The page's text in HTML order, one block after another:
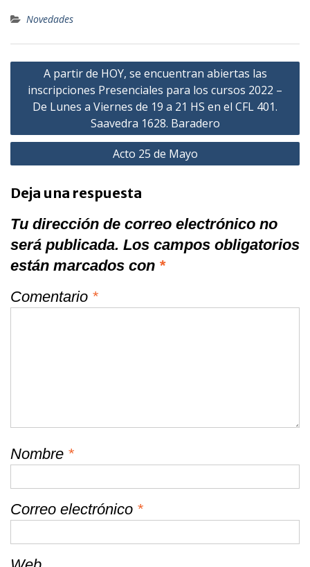
Novedades
Navegación
entradas
A partir de HOY, se encuentran abiertas las
inscripciones Presenciales para los cursos 2022 –
De Lunes a Viernes de 19 a 21 HS en el CFL 401.
Saavedra 1628. Baradero
Acto 25 de Mayo
Deja una respuesta
Tu dirección de correo electrónico no
será publicada. Los campos obligatorios
están marcados con *
Comentario *
Nombre *
Correo electrónico *